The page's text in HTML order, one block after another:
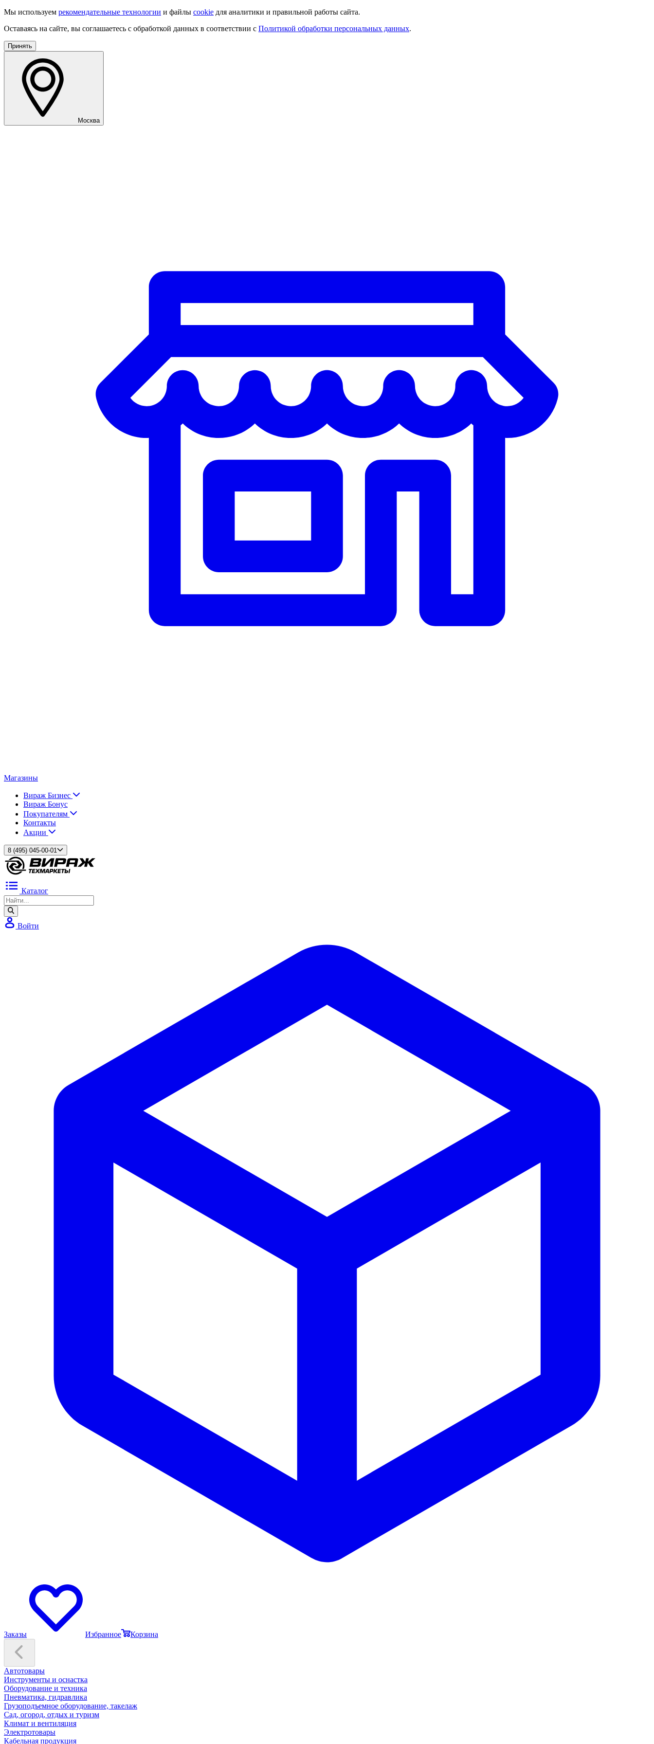
Мы используем рекомендательные технологии и файлы cookie для аналитики и правильной работы сайта.
Оставаясь на сайте, вы соглашаетесь с обработкой данных в соответствии с Политикой обработки персональных данных.
Принять
Москва
Магазины
Вираж Бизнес
Вираж Бонус
Покупателям
Контакты
Акции
8 (495) 045-00-01
Каталог
Войти
Заказы Избранное Корзина
Автотовары
Инструменты и оснастка
Оборудование и техника
Пневматика, гидравлика
Грузоподъемное оборудование, такелаж
Сад, огород, отдых и туризм
Климат и вентиляция
Электротовары
Кабельная продукция